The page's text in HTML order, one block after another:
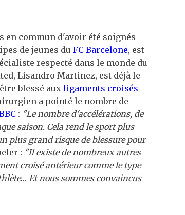
en commun d'avoir été soignés
de jeunes duFC Barcelone, est
respecté dans le monde du
Lisandro Martinez, est déjà le
blessé aux ligaments croisés
a pointé le nombre de
: "Le nombre d'accélérations, de
saison. Cela rend le sport plus
plus grand risque de blessure pour
: "Il existe de nombreux autres
croisé antérieur comme le type
Et nous sommes convaincus